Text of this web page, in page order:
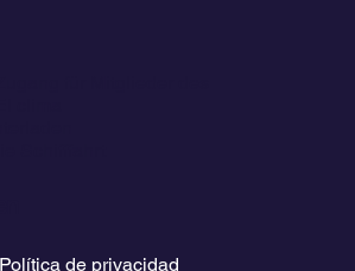
Política de privacidad